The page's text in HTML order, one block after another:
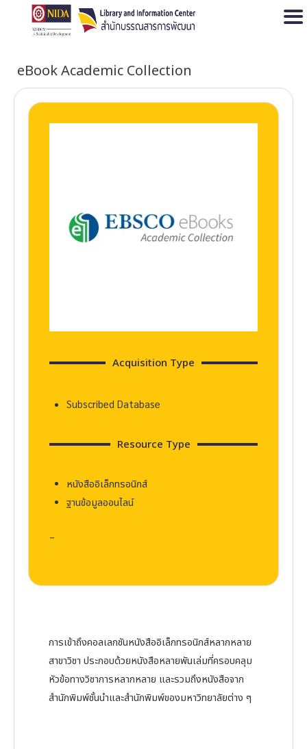
eBook Academic Collection
Acquisition Type
Subscribed Database
Resource Type
หนังสืออิเล็กทรอนิกส์
ฐานข้อมูลออนไลน์
–
การเข้าถึงคอลเลกชันหนังสืออิเล็กทรอนิกส์หลากหลาย
สาขาวิชา ประกอบด้วยหนังสือหลายพันเล่มที่ครอบคลุม
หัวข้อทางวิชาการหลากหลาย และรวมถึงหนังสือจาก
สำนักพิมพ์ชั้นนำและสำนักพิมพ์ของมหาวิทยาลัยต่าง ๆ